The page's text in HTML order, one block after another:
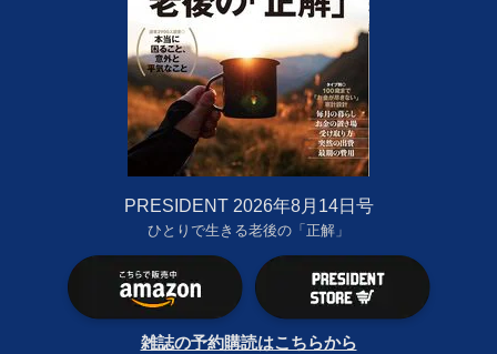
PRESIDENT 2026年8月14日号
ひとりで生きる老後の「正解」
雑誌の予約購読はこちらから